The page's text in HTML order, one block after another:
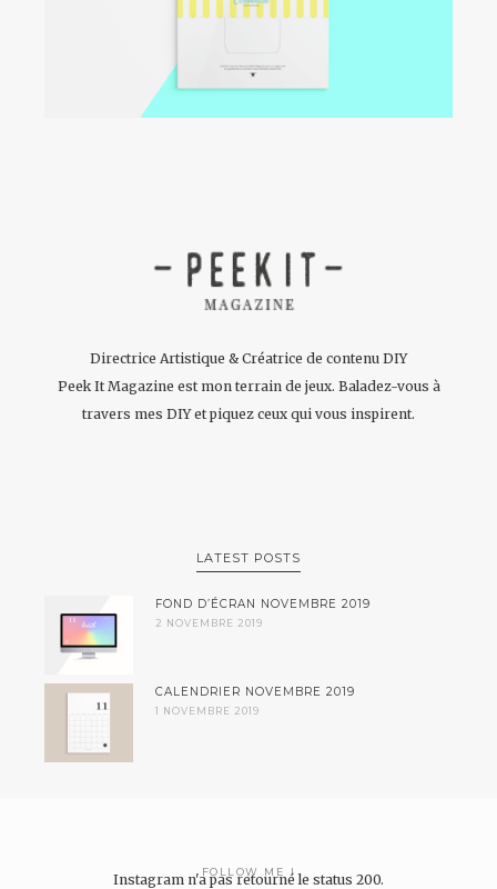
Directrice Artistique & Créatrice de contenu DIY
Peek It Magazine est mon terrain de jeux. Baladez-vous à
travers mes DIY et piquez ceux qui vous inspirent.
LATEST POSTS
FOND D’ÉCRAN NOVEMBRE 2019
2 NOVEMBRE 2019
CALENDRIER NOVEMBRE 2019
1 NOVEMBRE 2019
Instagram n'a pas retourné le status 200.
FOLLOW ME !